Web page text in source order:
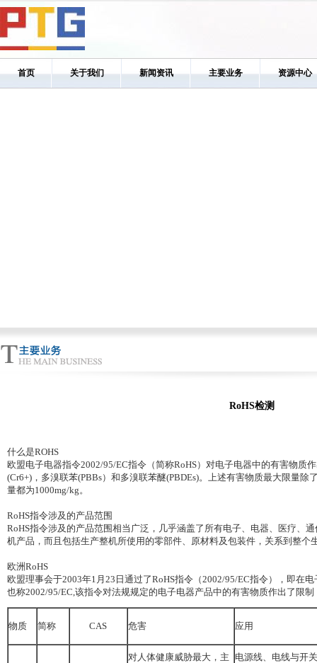
首页 关于我们 新闻资讯 主要业务 资源中心
RoHS检测
什么是ROHS
欧盟电子电器指令2002/95/EC指令（简称RoHS）对电子电器中的有害物质
(Cr6+)，多溴联苯(PBBs）和多溴联苯醚(PBDEs)。上述有害物质最大限量除
量都为1000mg/kg。
RoHS指令涉及的产品范围
RoHS指令涉及的产品范围相当广泛，几乎涵盖了所有电子、电器、医疗、
机产品，而且包括生产整机所使用的零部件、原材料及包装件，关系到整个
欧洲RoHS
欧盟理事会于2003年1月23日通过了RoHS指令（2002/95/EC指令），即在
也称2002/95/EC,该指令对法规规定的电子电器产品中的有害物质作出了限
物质 简称 CAS 危害 应用
对人体健康威胁最大，主
电源线、电线与开关